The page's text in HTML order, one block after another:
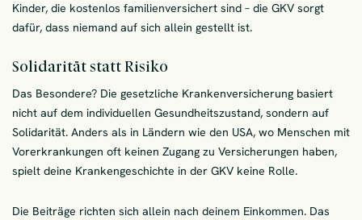
Kinder, die kostenlos familienversichert sind – die GKV sorgt
dafür, dass niemand auf sich allein gestellt ist.
Solidarität statt Risiko
Das Besondere? Die gesetzliche Krankenversicherung basiert
nicht auf dem individuellen Gesundheitszustand, sondern auf
Solidarität. Anders als in Ländern wie den USA, wo Menschen mit
Vorerkrankungen oft keinen Zugang zu Versicherungen haben,
spielt deine Krankengeschichte in der GKV keine Rolle.
Die Beiträge richten sich allein nach deinem Einkommen. Das